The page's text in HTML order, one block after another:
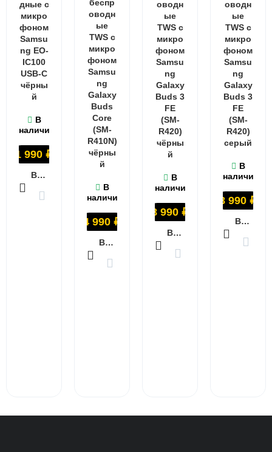
дные с
микро
фоном
Samsu
ng EO-
IC100
USB-C
чёрны
й
В
наличии
1 990 ₽
В КОРЗИНУ
беспр
оводн
ые
TWS с
микро
фоном
Samsu
ng
Galaxy
Buds
Core
(SM-
R410N)
чёрны
й
В
наличии
4 990 ₽
В КОРЗИНУ
оводн
ые
TWS с
микро
фоном
Samsu
ng
Galaxy
Buds 3
FE
(SM-
R420)
чёрны
й
В
наличии
8 990 ₽
В КОРЗИНУ
оводн
ые
TWS с
микро
фоном
Samsu
ng
Galaxy
Buds 3
FE
(SM-
R420)
серый
В
наличии
8 990 ₽
В КОРЗИНУ